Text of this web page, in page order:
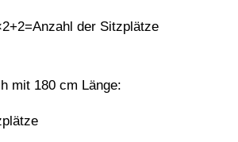
der Sitzplätze
mit 180 cm Länge: